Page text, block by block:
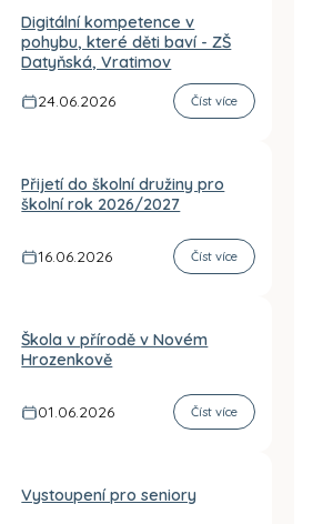
Digitální kompetence v
pohybu, které děti baví - ZŠ
Datyňská, Vratimov
24.06.2026
Číst více
Přijetí do školní družiny pro
školní rok 2026/2027
16.06.2026 Číst více
Škola v přírodě v Novém
Hrozenkově
01.06.2026 Číst více
Vystoupení pro seniory